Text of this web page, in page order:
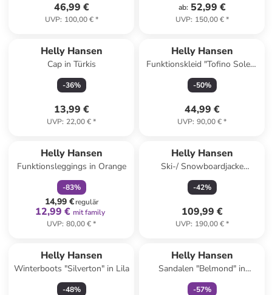
46,99 €
UVP: 100,00 €*
ab: 52,99 €
UVP: 150,00 €*
Helly Hansen
Cap in Türkis
-36%
13,99 €
UVP: 22,00 €*
Helly Hansen
Funktionskleid "Tofino Solen"
in Dunkelblau
-50%
44,99 €
UVP: 90,00 €*
Helly Hansen
Funktionsleggings in Orange
-83%
14,99 €regulär
12,99 € mit family
UVP: 80,00 €*
Helly Hansen
Ski-/ Snowboardjacke
"Stellar" in Flieder
-42%
109,99 €
UVP: 190,00 €*
Helly Hansen
Winterboots "Silverton" in Lila
-48%
Helly Hansen
Sandalen "Belmond" in
Schwarz
-57%